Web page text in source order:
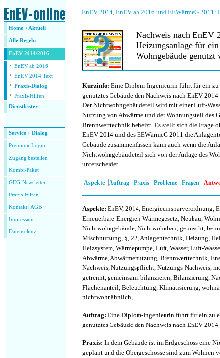
EnEV 2014, EnEV ab 2016 und EEWärmeG 2011:
Home + Aktuell
Alle Regeln
EnEV 2014/2016
· EnEV ab 2016
· EnEV 2014 Text
· Praxis-Dialog
· Praxis-Hilfen
Dienstleister
Service + Dialog
Premium-Login
Zugang bestellen
Kombi-Paket
GEG-Newsletter
Praxis-Hilfen
Kontakt AGB
Impressum
Datenschutz
Nachweis nach EnEV
Heizungsanlage für
Wohngebäude genutzt
Kurzinfo: Eine Diplom-Ingenieurin führt für ein zu
genutztes Gebäude den Nachweis nach EnEV
Der Nichtwohngebäudeteil wird mit einer Luft-
Nutzung von Abwärme und der Wohnungsteil des
Brennwerttechnik beheizt. Es stellt sich die Frage
EnEV 2014 und des EEWärmeG 2011 die
Gebäude zusammenfassen kann auch wenn die
Nichtwohngebäudeteil sich von der Anlage des
unterscheidet.
|Aspekte |Auftrag |Praxis |Probleme |Fragen |
Aspekte: EnEV, 2014, Energieeinsparverordnung,
Erneuerbare-Energien-Wärmegesetz, Neubau,
Nichtwohngebäude, Nichtwohnbau, gemischt,
Mischnutzung, §, 22, Anlagentechnik, Heizung,
Heizsystem, Wärmepumpe, Luft, Wasser, Luft-
Abwärme, Abwärmenutzung, Brennwerttechnik,
Nachweis, Nutzungspflicht, Nutzungs-Nachweis,
getrennt, gemeinsam, bilanzieren, Bilanzierung,
Flächenanteil, Beleuchtung, Klimatisierung,
nichtwohnähnlich,
Auftrag: Eine Diplom-Ingenieurin führt für ein zu
genutztes Gebäude den Nachweis nach EnEV
Praxis: In dem Gebäude ist im Erdgeschoss eine
geplant und die Obergeschosse sind zum Wohnen